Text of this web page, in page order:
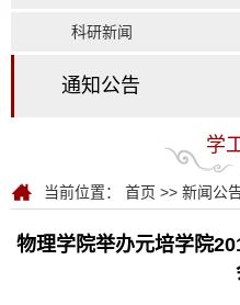
科研新闻
通知公告
学
当前位置： 首页 >> 新闻公
物理学院举办元培学院